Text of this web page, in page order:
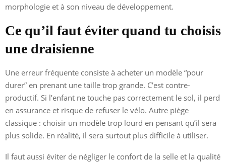
morphologie et à son niveau de développement.
Ce qu’il faut éviter quand tu choisis
une draisienne
Une erreur fréquente consiste à acheter un modèle “pour
durer” en prenant une taille trop grande. C’est contre-
productif. Si l’enfant ne touche pas correctement le sol, il perd
en assurance et risque de refuser le vélo. Autre piège
classique : choisir un modèle trop lourd en pensant qu’il sera
plus solide. En réalité, il sera surtout plus difficile à utiliser.
Il faut aussi éviter de négliger le confort de la selle et la qualité